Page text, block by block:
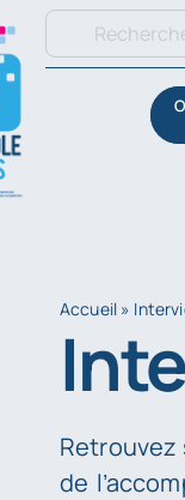
Rechercher:
Accueil »
Retrouvez
de